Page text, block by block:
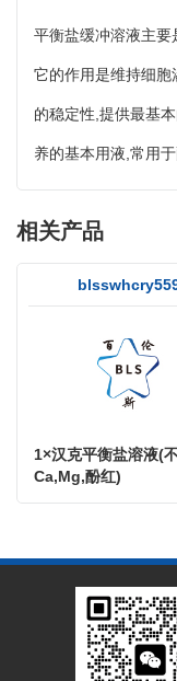
平衡盐缓冲溶液主要
它的作用是维持细
的稳定性,提供最基
养的基本用液,常用
相关产品
1×汉克平衡盐溶液(
Ca,Mg,酚红)